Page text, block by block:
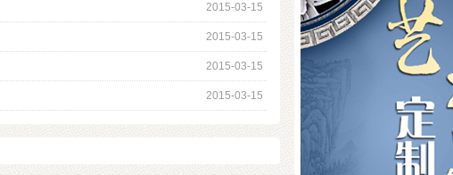
2015-03-15
2015-03-15
2015-03-15
2015-03-15